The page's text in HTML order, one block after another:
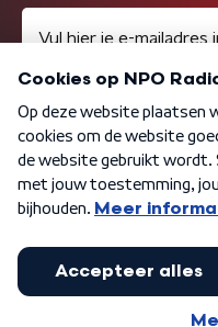
Algemene voorwaarden